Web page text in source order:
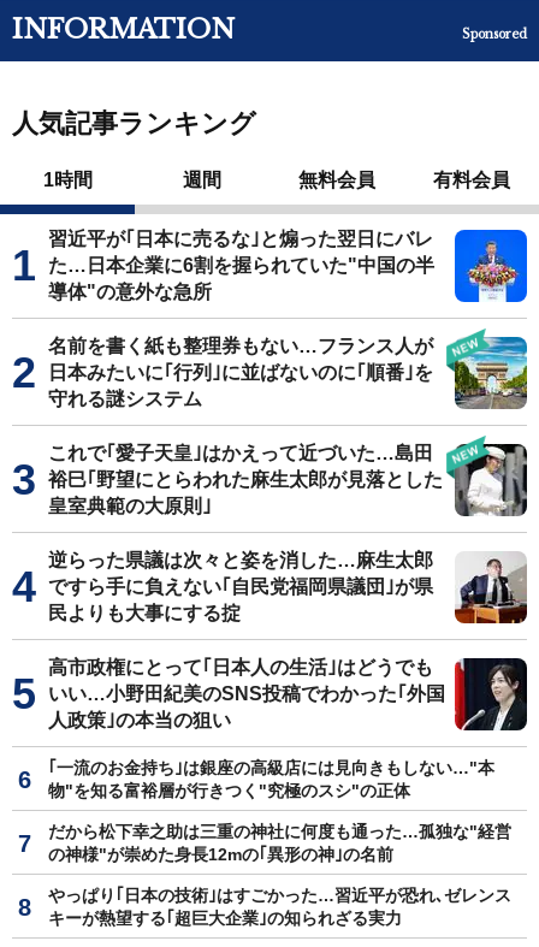
INFORMATION Sponsored
人気記事ランキング
1時間 週間 無料会員 有料会員
習近平が｢日本に売るな｣と煽った翌日にバレ
た…日本企業に6割を握られていた"中国の半
導体"の意外な急所
名前を書く紙も整理券もない…フランス人が
日本みたいに｢行列｣に並ばないのに｢順番｣を
守れる謎システム
これで｢愛子天皇｣はかえって近づいた…島田
裕巳｢野望にとらわれた麻生太郎が見落とした
皇室典範の大原則｣
逆らった県議は次々と姿を消した…麻生太郎
ですら手に負えない｢自民党福岡県議団｣が県
民よりも大事にする掟
高市政権にとって｢日本人の生活｣はどうでも
いい…小野田紀美のSNS投稿でわかった｢外国
人政策｣の本当の狙い
｢一流のお金持ち｣は銀座の高級店には見向きもしない…"本
物"を知る富裕層が行きつく"究極のスシ"の正体
だから松下幸之助は三重の神社に何度も通った…孤独な"経営
の神様"が崇めた身長12mの｢異形の神｣の名前
やっぱり｢日本の技術｣はすごかった…習近平が恐れ､ゼレンス
キーが熱望する｢超巨大企業｣の知られざる実力